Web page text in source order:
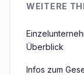
WEITERE
Überblick
Infos zum